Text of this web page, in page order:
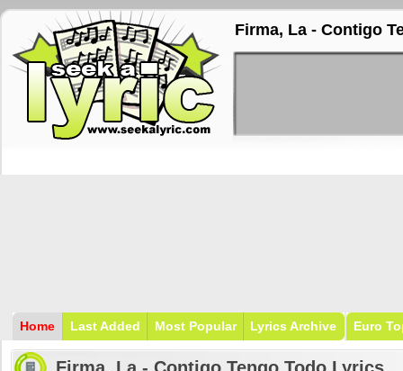
Firma, La - Contigo
Home Last Added Most Popular Lyrics Archive Euro